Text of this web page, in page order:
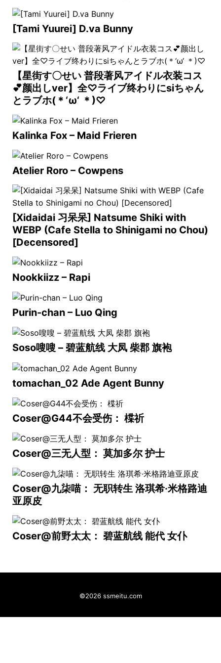
[Tami Yuurei] D.va Bunny
【星街す〇せい 普段著风アイドル衣装コス
💕颜出しver】全♡ライブ终わりにsiちゃん
とラブホ(＊‘ω‘ ＊)♡
Kalinka Fox – Maid Frieren
Atelier Roro – Cowpens
[Xidaidai 习呆呆] Natsume Shiki with
WEBP (Cafe Stella to Shinigami no Chou)
[Decensored]
Nookkiizz – Rapi
Purin-chan – Luo Qing
Soso嗖嗖 – 碧蓝航线 大凤 柴郡 旗袍
tomachan_02 Ade Agent Bunny
Coser@G44不会受伤： 楪祈
Coser@三无人型： 莫加多尔 护士
Coser@九柒喵： 无职转生 洛琪希·米格路迪
亚原皮
Coser@前野太太： 碧蓝航线 能代 女仆
©2026 ssmeitu.com